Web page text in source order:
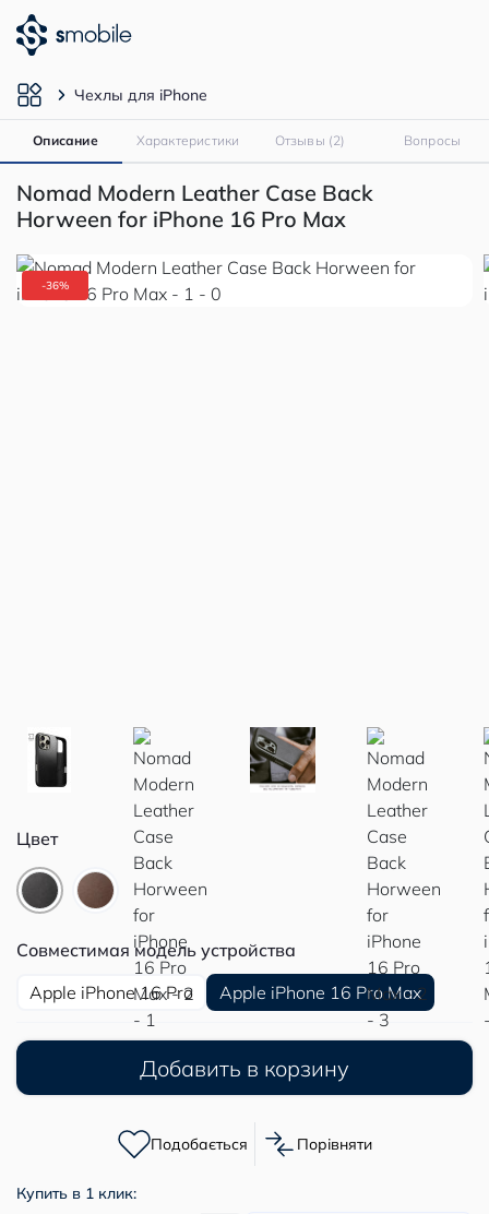
Чехлы для iPhone
Описание Характеристики Отзывы (2) Вопросы
Nomad Modern Leather Case Back
Horween for iPhone 16 Pro Max
-36%
Цвет
Совместимая модель устройства
Apple iPhone 16 Pro
Apple iPhone 16 Pro Max
Добавить в корзину
Подобається Порівняти
Купить в 1 клик: